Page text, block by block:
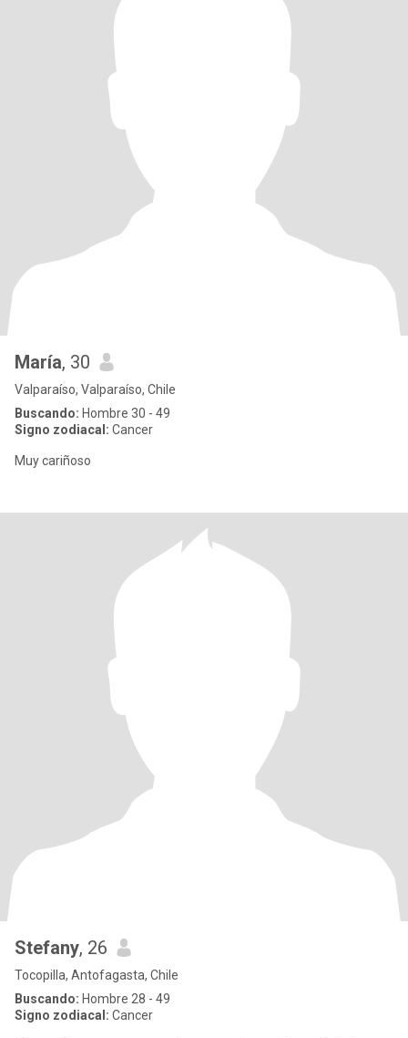
María, 30
Valparaíso, Valparaíso, Chile
Buscando: Hombre 30 - 49
Signo zodiacal: Cancer
Muy cariñoso
Stefany, 26
Tocopilla, Antofagasta, Chile
Buscando: Hombre 28 - 49
Signo zodiacal: Cancer